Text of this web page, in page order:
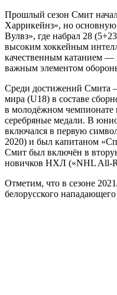
Прошлый сезон Смит
Харрикейнз», но
Вулвз», где набрал 28
высоким хоккейным
качественным катанием —
важным элементом
Среди достижений Смита
мира (U18) в составе
в молодёжном чемпионате
серебряные медали. В
включался в первую
2020) и был капитаном
Смит был включён в
новичков НХЛ («NHL All-
Отметим, что в сезоне
белорусского